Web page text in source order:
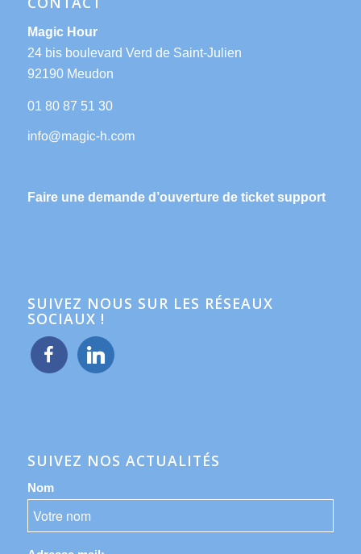
Magic Hour
24 bis boulevard Verd de Saint-Julien
92190 Meudon
01 80 87 51 30
Faire une demande d’ouverture de ticket support
SUIVEZ NOUS SUR LES RÉSEAUX
SOCIAUX !
facebook linkedin
SUIVEZ NOS ACTUALITÉS
Nom